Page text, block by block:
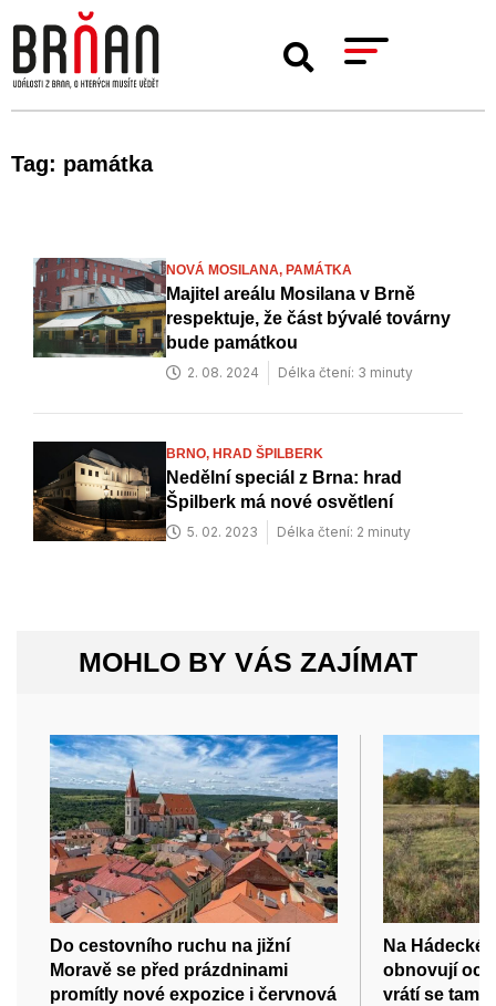
Tag: památka
NOVÁ MOSILANA, PAMÁTKA
Majitel areálu Mosilana v Brně
respektuje, že část bývalé továrny
bude památkou
2. 08. 2024 Délka čtení: 3 minuty
BRNO, HRAD ŠPILBERK
Nedělní speciál z Brna: hrad
Špilberk má nové osvětlení
5. 02. 2023 Délka čtení: 2 minuty
MOHLO BY VÁS ZAJÍMAT
Do cestovního ruchu na jižní
Moravě se před prázdninami
promítly nové expozice i červnová
Na Hádecké
obnovují
vrátí se tam i